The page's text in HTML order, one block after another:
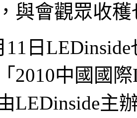
與會觀眾收
11日
2010中國國
LEDinside主